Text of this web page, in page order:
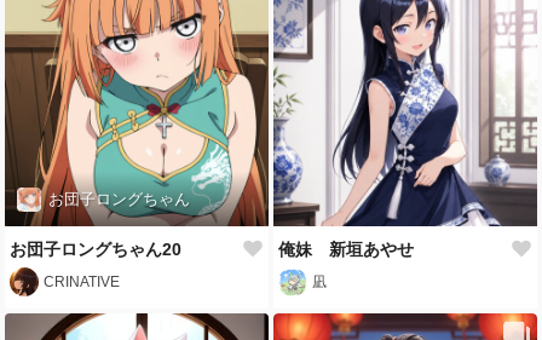
o
n
お団子ロングちゃん
お団子ロングちゃん20
CRINATIVE
俺妹 新垣あやせ
凪